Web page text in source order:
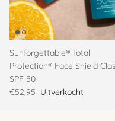
Sunforgettable® Total
Protection® Face Shield
SPF 50
€52,95 Uitverkocht